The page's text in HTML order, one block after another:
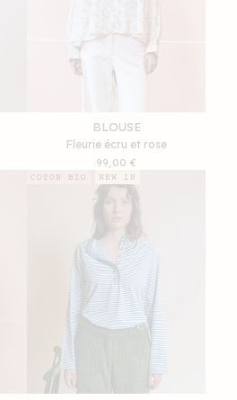
BLOUSE
Fleurie écru et rose
Prix
habituel
99,00 €
COTON BIO NEW IN